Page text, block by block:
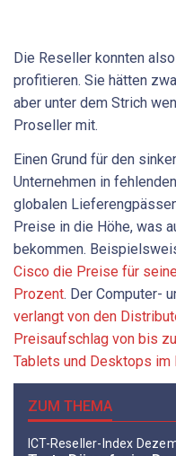
Die Reseller konnten
profitieren. Sie hätten
aber unter dem Strich
Proseller mit.
Einen Grund für den
Unternehmen in
globalen
Preise in die Höhe, was
bekommen.
Cisco die Preise für
Prozent. Der Computer-
verlangt von den
Preisaufschlag von bis
Tablets und Desktops
ZUM THEMA
ICT-Reseller-Index